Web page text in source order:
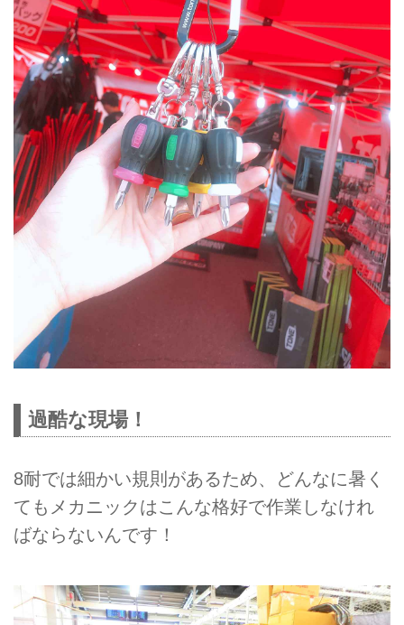
過酷な現場！
8耐では細かい規則があるため、どんなに暑く
てもメカニックはこんな格好で作業しなけれ
ばならないんです！